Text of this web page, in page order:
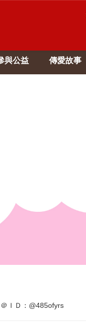
與公益 傳愛故事
ＩＤ ：@485ofyrs